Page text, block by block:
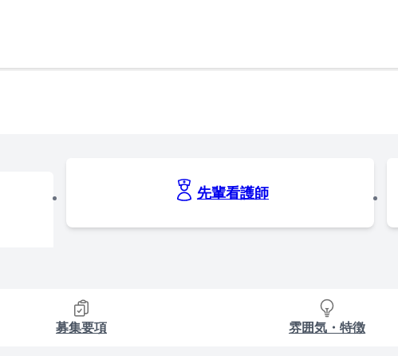
先輩看護師
募集要項 雰囲気・特徴